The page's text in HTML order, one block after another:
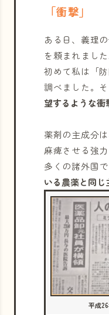
「衝撃」
ある日、義理
を頼まれまし
初めて私は「
調べました。そ
望するような衝
薬剤の主成分
麻痺させる強
多くの諸外国
いる農薬と同じ
平成